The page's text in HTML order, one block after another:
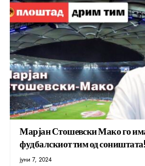
Марјан Стошевски Мако го
фудбалскиот тим од соништата!
јуни 7, 2024